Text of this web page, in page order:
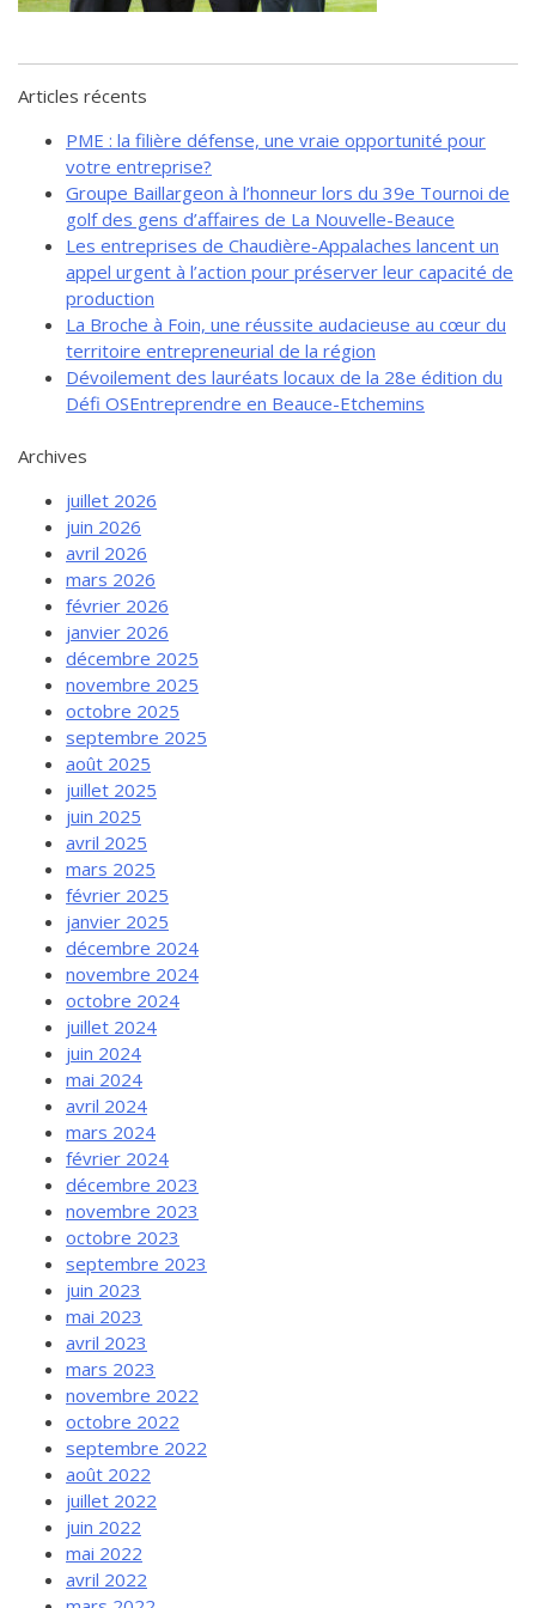
de solidarité
Événements et formations
Documentation
Articles récents
PME : la filière défense, une vraie opportunité pour
votre entreprise?
Groupe Baillargeon à l’honneur lors du 39e Tournoi de
golf des gens d’affaires de La Nouvelle-Beauce
Les entreprises de Chaudière-Appalaches lancent un
appel urgent à l’action pour préserver leur capacité de
production
La Broche à Foin, une réussite audacieuse au cœur du
territoire entrepreneurial de la région
Dévoilement des lauréats locaux de la 28e édition du
Défi OSEntreprendre en Beauce-Etchemins
Archives
juillet 2026
juin 2026
avril 2026
mars 2026
février 2026
janvier 2026
décembre 2025
novembre 2025
octobre 2025
septembre 2025
août 2025
juillet 2025
juin 2025
avril 2025
mars 2025
février 2025
janvier 2025
décembre 2024
novembre 2024
octobre 2024
juillet 2024
juin 2024
mai 2024
avril 2024
mars 2024
février 2024
décembre 2023
novembre 2023
octobre 2023
septembre 2023
juin 2023
mai 2023
avril 2023
mars 2023
novembre 2022
octobre 2022
septembre 2022
août 2022
juillet 2022
juin 2022
mai 2022
avril 2022